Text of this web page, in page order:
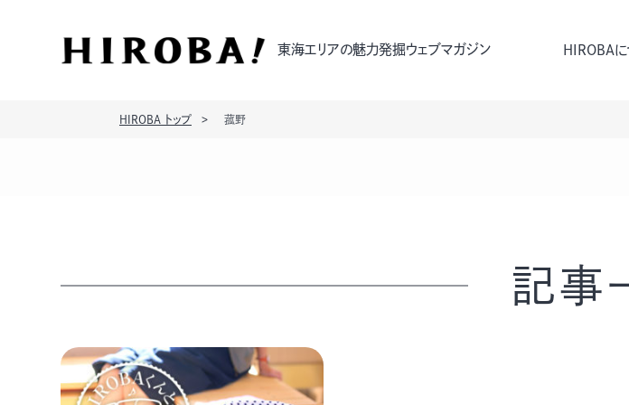
東海エリアの魅力発掘ウェブマガジン HIROBAに
HIROBA トップ 菰野
記事